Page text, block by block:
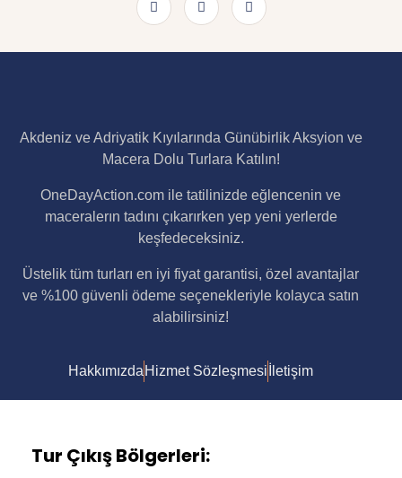
Akdeniz ve Adriyatik Kıyılarında Günübirlik Aksyion ve
Macera Dolu Turlara Katılın!
OneDayAction.com ile tatilinizde eğlencenin ve
maceralerın tadını çıkarırken yep yeni yerlerde
keşfedeceksiniz.
Üstelik tüm turları en iyi fiyat garantisi, özel avantajlar
ve %100 güvenli ödeme seçenekleriyle kolayca satın
alabilirsiniz!
Hakkımızda Hizmet Sözleşmesi İletişim
Tur Çıkış Bölgerleri: